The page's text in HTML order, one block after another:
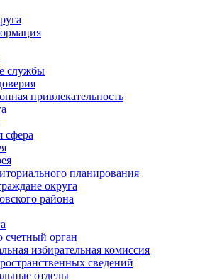
службы
привлекательность
сфера
планирования
округа
района
счетный орган
избирательная комиссия
сведений
отделы